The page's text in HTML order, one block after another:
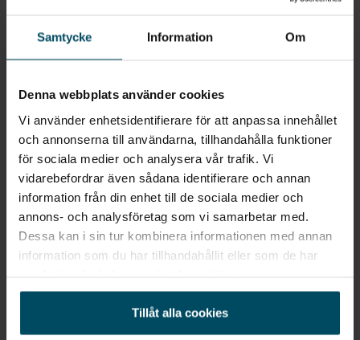
Samtycke Information Om
Denna webbplats använder cookies
Vi använder enhetsidentifierare för att anpassa innehållet
och annonserna till användarna, tillhandahålla funktioner
för sociala medier och analysera vår trafik. Vi
vidarebefordrar även sådana identifierare och annan
information från din enhet till de sociala medier och
annons- och analysföretag som vi samarbetar med.
Dessa kan i sin tur kombinera informationen med annan
information som du har tillhandahållit eller som de har
Tillåt alla cookies